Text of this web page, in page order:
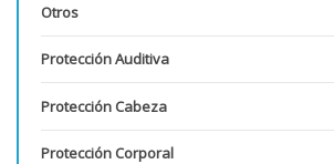
Otros
Protección Auditiva
Protección Cabeza
Protección Corporal